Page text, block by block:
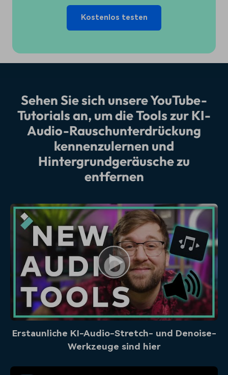
Kostenlos testen
Sehen Sie sich unsere YouTube-
Tutorials an, um die Tools zur KI-
Audio-Rauschunterdrückung
kennenzulernen und
Hintergrundgeräusche zu
entfernen
Erstaunliche KI-Audio-Stretch- und Denoise-
Werkzeuge sind hier